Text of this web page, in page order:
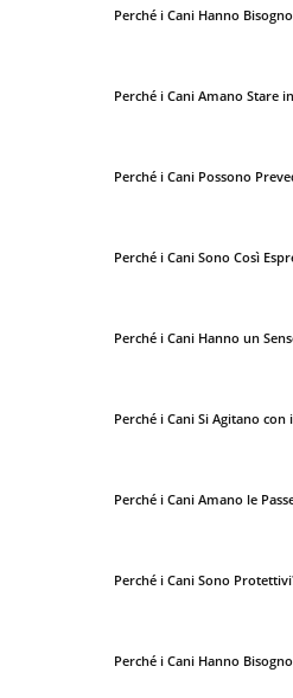
Perché i Cani Hanno
Perché i Cani Amano Stare
Perché i Cani Possono
Perché i Cani Sono Così
Perché i Cani Hanno un
Perché i Cani Si Agitano con
Perché i Cani Amano le
Perché i Cani Sono
Perché i Cani Hanno